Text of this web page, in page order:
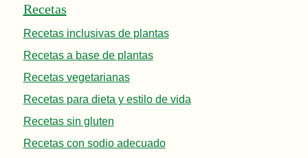
Recetas
Recetas inclusivas de plantas
Recetas a base de plantas
Recetas vegetarianas
Recetas para dieta y estilo de vida
Recetas sin gluten
Recetas con sodio adecuado